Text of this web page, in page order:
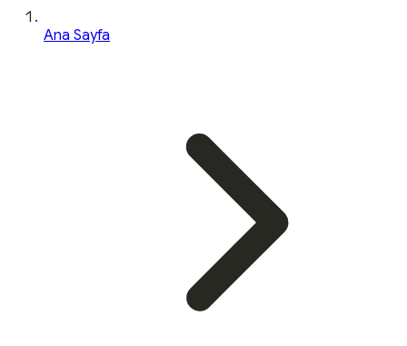
Ana Sayfa